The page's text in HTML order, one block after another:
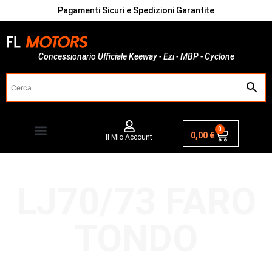
Pagamenti Sicuri e Spedizioni Garantite
Concessionario Ufficiale Keeway - Ezi - MBP - Cyclone
Il Mio Account 0,00 €
0